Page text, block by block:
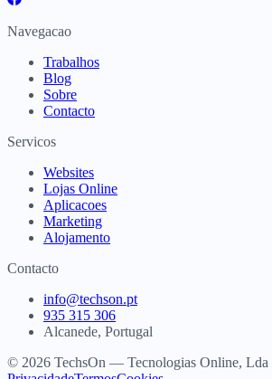
Navegacao
Trabalhos
Blog
Sobre
Contacto
Servicos
Websites
Lojas Online
Aplicacoes
Marketing
Alojamento
Contacto
info@techson.pt
935 315 306
Alcanede, Portugal
© 2026 TechsOn — Tecnologias Online, Lda